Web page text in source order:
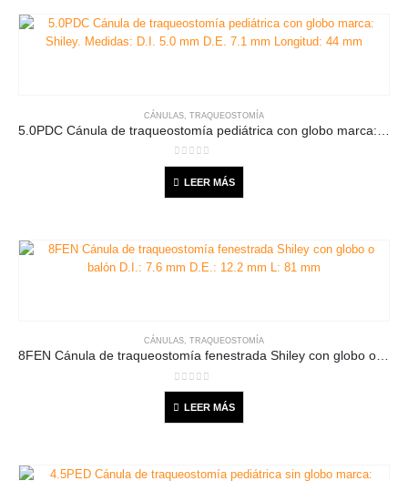
CÁNULAS TRAQUEOSTOMÍA
0out of 5
LEER MÁS
CÁNULAS, TRAQUEOSTOMÍA
8FEN Cánula de traqueostomía fenestrada Shiley con globo o balón D.I.: 7.6 mm D.E.: 12.2 mm L: 81 mm
0out of 5
LEER MÁS